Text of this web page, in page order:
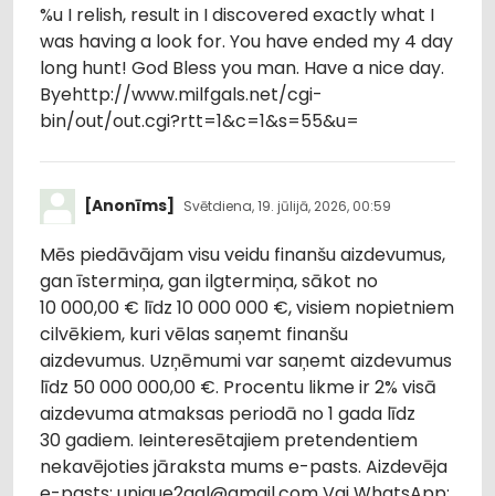
%u I relish, result in I discovered exactly what I
was having a look for. You have ended my 4 day
long hunt! God Bless you man. Have a nice day.
Byehttp://www.milfgals.net/cgi-
bin/out/out.cgi?rtt=1&c=1&s=55&u=
[Anonīms] Svētdiena, 19. jūlijā, 2026, 00:59
Mēs piedāvājam visu veidu finanšu aizdevumus,
gan īstermiņa, gan ilgtermiņa, sākot no
10 000,00 € līdz 10 000 000 €, visiem nopietniem
cilvēkiem, kuri vēlas saņemt finanšu
aizdevumus. Uzņēmumi var saņemt aizdevumus
līdz 50 000 000,00 €. Procentu likme ir 2% visā
aizdevuma atmaksas periodā no 1 gada līdz
30 gadiem. Ieinteresētajiem pretendentiem
nekavējoties jāraksta mums e-pasts. Aizdevēja